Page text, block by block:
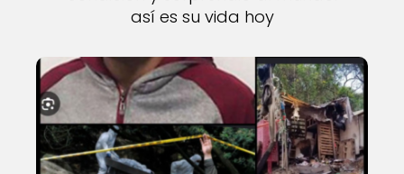
así es su vida hoy